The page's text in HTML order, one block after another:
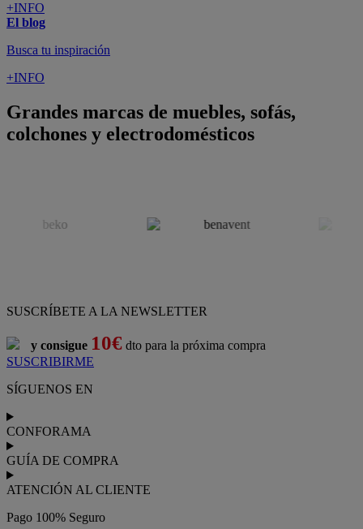
+INFO
El blog
Busca tu inspiración
+INFO
Grandes marcas de muebles, sofás,
colchones y electrodomésticos
SUSCRÍBETE A LA NEWSLETTER
y consigue 10€ dto para la próxima compra
SUSCRIBIRME
SÍGUENOS EN
CONFORAMA
GUÍA DE COMPRA
ATENCIÓN AL CLIENTE
Pago 100% Seguro